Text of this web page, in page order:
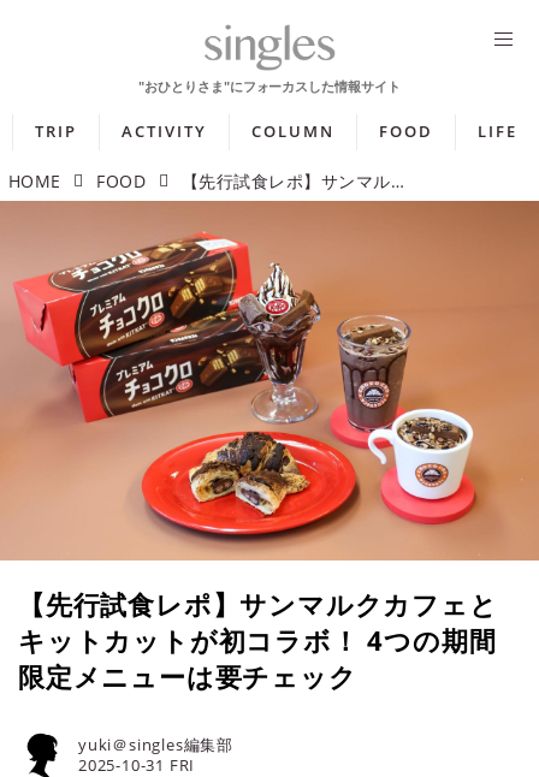
TRIP ACTIVITY COLUMN FOOD LIFE
HOME FOOD 【先行試食レポ】サンマルクカフェとキットカットが初コラボ！ 4つの期間限定メニューは要チェック
【先行試食レポ】サンマルクカフェと
キットカットが初コラボ！ 4つの期間
限定メニューは要チェック
2025-10-31 FRI
yuki＠singles編集部